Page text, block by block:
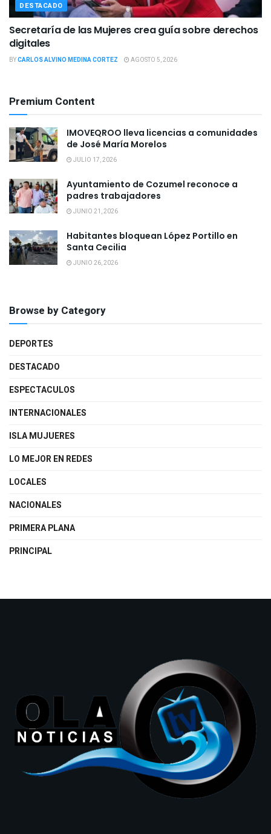
DESTACADO
Secretaría de las Mujeres crea guía sobre derechos
digitales
BYCARLOS ALVINO MEDINA CORTEZ AGOSTO 5, 2026
Premium Content
IMOVEQROO lleva licencias a comunidades
de José María Morelos
JULIO 17, 2026
Ayuntamiento de Cozumel reconoce a
padres trabajadores
JUNIO 21, 2026
Habitantes bloquean López Portillo en
Santa Cecilia
JUNIO 26, 2026
Browse by Category
DEPORTES
DESTACADO
ESPECTACULOS
INTERNACIONALES
ISLA MUJUERES
LO MEJOR EN REDES
LOCALES
NACIONALES
PRIMERA PLANA
PRINCIPAL